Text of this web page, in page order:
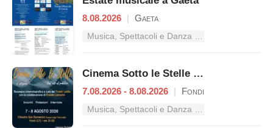
8.08.2026 | Gaeta
Musica, Spettacoli e Danza nel Lazio
Cinema Sotto le Stelle – Dal mito al pubblico
7.08.2026 - 8.08.2026 | Fondi
Musica, Spettacoli e Danza nel Lazio